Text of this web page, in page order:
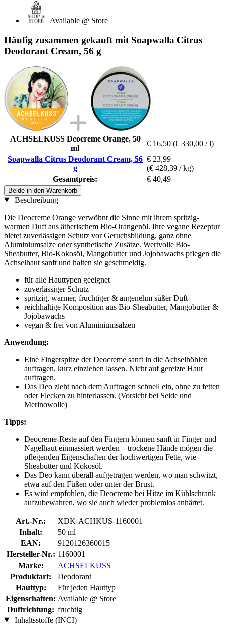
Available @ Store
Häufig zusammen gekauft mit Soapwalla Citrus
Deodorant Cream, 56 g
ACHSELKUSS Deocreme Orange, 50
ml
€ 16,50 (€ 330,00 / l)
Soapwalla Citrus Deodorant Cream, 56
g
€ 23,99
(€ 428,39 / kg)
Gesamtpreis:
€ 40,49
Beide in den Warenkorb
Beschreibung
Die Deocreme Orange verwöhnt die Sinne mit ihrem spritzig-
warmen Duft aus ätherischem Bio-Orangenöl. Ihre vegane Rezeptur
bietet zuverlässigen Schutz vor Geruchsbildung, ganz ohne
Aluminiumsalze oder synthetische Zusätze. Wertvolle Bio-
Sheabutter, Bio-Kokosöl, Mangobutter und Jojobawachs pflegen die
Achselhaut sanft und halten sie geschmeidig.
für alle Hauttypen geeignet
zuverlässiger Schutz
spritzig, warmer, fruchtiger & angenehm süßer Duft
reichhaltige Komposition aus Bio-Sheabutter, Mangobutter &
Jojobawachs
vegan & frei von Aluminiumsalzen
Anwendung:
Eine Fingerspitze der Deocreme sanft in die Achselhöhlen
auftragen, kurz einziehen lassen. Nicht auf gereizte Haut
auftragen.
Das Deo zieht nach dem Auftragen schnell ein, ohne zu fetten
oder Flecken zu hinterlassen. (Vorsicht bei Seide und
Merinowolle)
Tipps:
Deocreme-Reste auf den Fingern können sanft in Finger und
Nagelhaut einmassiert werden – trockene Hände mögen die
pflegenden Eigenschaften der hochwertigen Fette, wie
Sheabutter und Kokosöl.
Das Deo kann überall aufgetragen werden, wo man schwitzt,
etwa auf den Füßen oder unter der Brust.
Es wird empfohlen, die Deocreme bei Hitze im Kühlschrank
aufzubewahren, wo sie auch wieder problemlos anhärtet.
Art.-Nr.:
XDK-ACHKUS-1160001
Inhalt:
50 ml
EAN:
9120126360015
Hersteller-Nr.: 1160001
Marke:
ACHSELKUSS
Produktart:
Deodorant
Hauttyp:
Für jeden Hauttyp
Eigenschaften: Available @ Store
Duftrichtung: fruchtig
Inhaltsstoffe (INCI)